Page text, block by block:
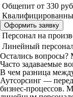
Общепит от 330
Оформить заявку
Персонал на
Линейный
Остались
Часто задаваемые
В чем разница
Аутсорсинг —
бизнес-процессов.